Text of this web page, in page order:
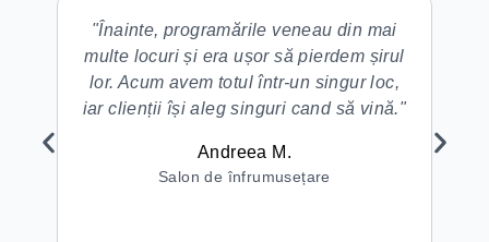
"Înainte, programările veneau din mai
multe locuri și era ușor să pierdem șirul
lor. Acum avem totul într-un singur loc,
iar clienții își aleg singuri cand să vină."
Andreea M.
Salon de înfrumusețare